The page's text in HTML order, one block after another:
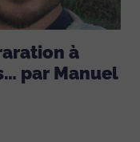
à
par Manuel